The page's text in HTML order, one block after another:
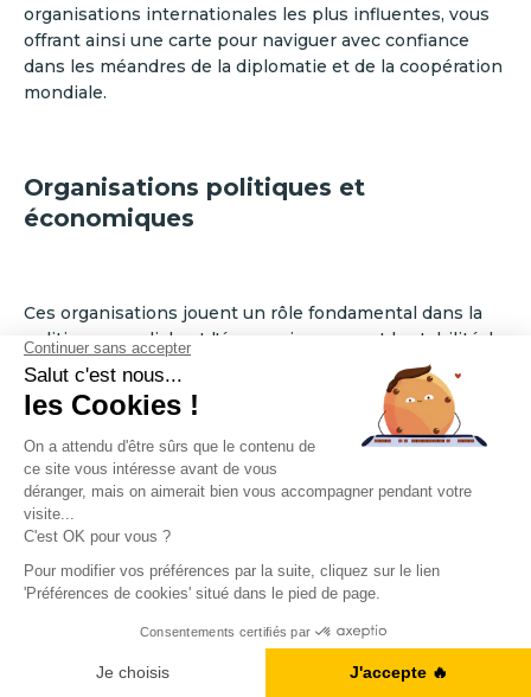
organisations internationales les plus influentes, vous
offrant ainsi une carte pour naviguer avec confiance
dans les méandres de la diplomatie et de la coopération
mondiale.
Organisations politiques et
économiques
Ces organisations jouent un rôle fondamental dans la
politique mondiale et l'économie, assurant la stabilité, la
coopération et la croissance.
Voici une liste d'organisations politiques et
économiques majeures et leur abréviation anglaise
respective :
Nations Unies :
Organisation Mondiale du Commerce :WTO (World
Trade Organization)
Banque mondiale :WB (World Bank)
Fonds monétaire international :
IMF (International
A1, B2, C1... Vous en êtes où ?
Je fais le test